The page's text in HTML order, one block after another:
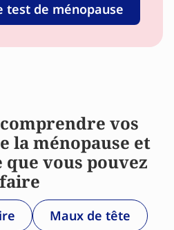
test de ménopause
vos
la ménopause et
que vous pouvez
faire
Maux de tête